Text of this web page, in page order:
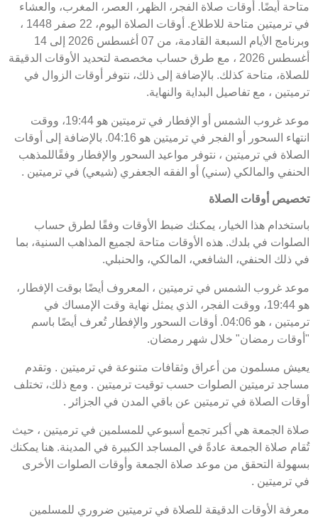
متاحة أيضًا. أوقات صلاة الفجر، الظهر، العصر، المغرب، والعشاء
في ترميتين متاحة للاطلاع. أوقات الصلاة اليوم، 22 صفر 1448 ،
وبرنامج الأيام السبعة القادمة، من 07 أغسطس 2026 إلى 14
أغسطس 2026 ، مع طرق حساب مخصصة لتحديد الأوقات الدقيقة
للصلاة، متاحة كذلك. بالإضافة إلى ذلك، نتوفر أوقات الزوال في
ترميتين ، مع تفاصيل البداية والنهاية.
موعد غروب الشمس أو الإفطار في ترميتين هو 19:44، ووقت
انتهاء السحور أو الفجر في ترميتين هو 04:16. بالإضافة إلى أوقات
الصلاة في ترميتين ، نتوفر مواعيد السحور والإفطار وفقًاللمذهب
الحنفي والمالكي (سني) أو الفقه الجعفري (شيعي) في ترميتين .
تخصيص أوقات الصلاة
باستخدام هذا الخيار، يمكنك ضبط الأوقات وفقًا لطرق حساب
الصلوات في بلدك. هذه الأوقات متاحة لجميع المذاهب السنية، بما
في ذلك الحنفي، الشافعي، المالكي، والحنبلي.
موعد غروب الشمس في ترميتين ، المعروف أيضًا بوقت الإفطار،
هو 19:44، ووقت الفجر، الذي يمثل نهاية وقت الإمساك في
ترميتين ، هو 04:06. أوقات السحور والإفطار تُعرف أيضًا باسم
"أوقات رمضان" خلال شهر رمضان.
يعيش مسلمون من أعراق وثقافات متنوعة في ترميتين . وتقدم
مساجد ترميتين الصلوات حسب توقيت ترميتين . ومع ذلك، تختلف
أوقات الصلاة في ترميتين عن باقي المدن في الجزائر .
صلاة الجمعة هي أكبر تجمع أسبوعي للمسلمين في ترميتين ، حيث
تُقام صلاة الجمعة عادةً في المساجد الكبيرة في المدينة. هنا يمكنك
بسهولة التحقق من موعد صلاة الجمعة وأوقات الصلوات الأخرى
في ترميتين .
معرفة الأوقات الدقيقة للصلاة في ترميتين ضروري للمسلمين